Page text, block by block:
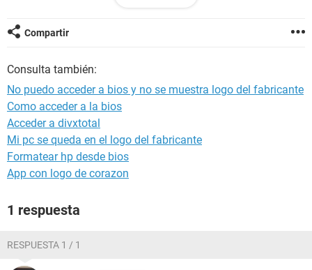
GIGABYTE H97 GAMING 3 / INTEL CORE I7 4790/ NVIDIA
GTX 690/ 8 RAM
Compartir
Consulta también:
No puedo acceder a bios y no se muestra logo del fabricante
Como acceder a la bios
Acceder a divxtotal
Mi pc se queda en el logo del fabricante
Formatear hp desde bios
App con logo de corazon
1 respuesta
RESPUESTA 1 / 1